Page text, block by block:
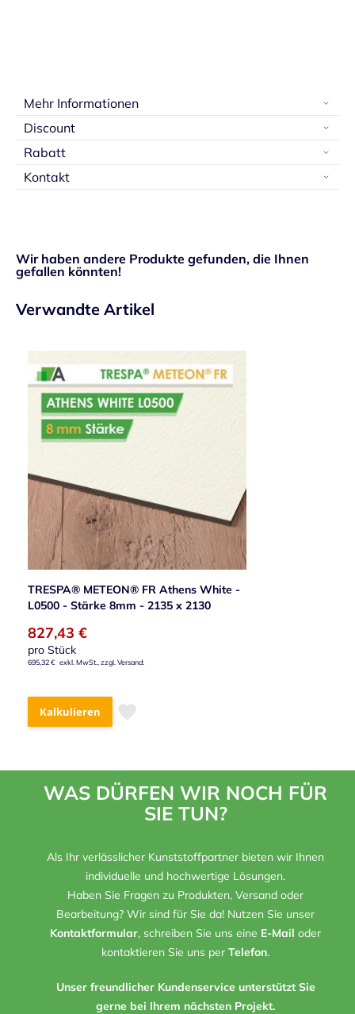
Mehr Informationen
Discount
Rabatt
Kontakt
Wir haben andere Produkte gefunden, die Ihnen
gefallen könnten!
Verwandte Artikel
TRESPA® METEON® FR Athens White -
L0500 - Stärke 8mm - 2135 x 2130
827,43 €
pro Stück
695,32 €
Kalkulieren
WAS DÜRFEN WIR NOCH FÜR
SIE TUN?
Als Ihr verlässlicher Kunststoffpartner bieten wir Ihnen
individuelle und hochwertige Lösungen.
Haben Sie Fragen zu Produkten, Versand oder
Bearbeitung? Wir sind für Sie da! Nutzen Sie unser
Kontaktformular, schreiben Sie uns eine E-Mail oder
kontaktieren Sie uns per Telefon.
Unser freundlicher Kundenservice unterstützt Sie
gerne bei Ihrem nächsten Projekt.